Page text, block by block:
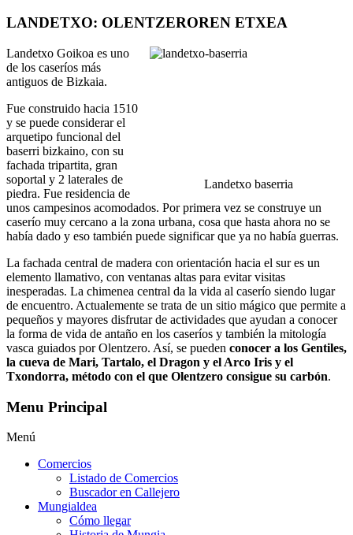
LANDETXO: OLENTZEROREN ETXEA
Landetxo baserria
Landetxo Goikoa es uno
de los caseríos más
antiguos de Bizkaia.
Fue construido hacia 1510
y se puede considerar el
arquetipo funcional del
baserri bizkaino, con su
fachada tripartita, gran
soportal y 2 laterales de
piedra. Fue residencia de
unos campesinos acomodados. Por primera vez se construye un
caserío muy cercano a la zona urbana, cosa que hasta ahora no se
había dado y eso también puede significar que ya no había guerras.
La fachada central de madera con orientación hacia el sur es un
elemento llamativo, con ventanas altas para evitar visitas
inesperadas. La chimenea central da la vida al caserío siendo lugar
de encuentro. Actualemente se trata de un sitio mágico que permite a
pequeños y mayores disfrutar de actividades que ayudan a conocer
la forma de vida de antaño en los caseríos y también la mitología
vasca guiados por Olentzero. Así, se pueden conocer a los Gentiles,
la cueva de Mari, Tartalo, el Dragon y el Arco Iris y el
Txondorra, método con el que Olentzero consigue su carbón.
Menu Principal
Menú
Comercios
Listado de Comercios
Buscador en Callejero
Mungialdea
Cómo llegar